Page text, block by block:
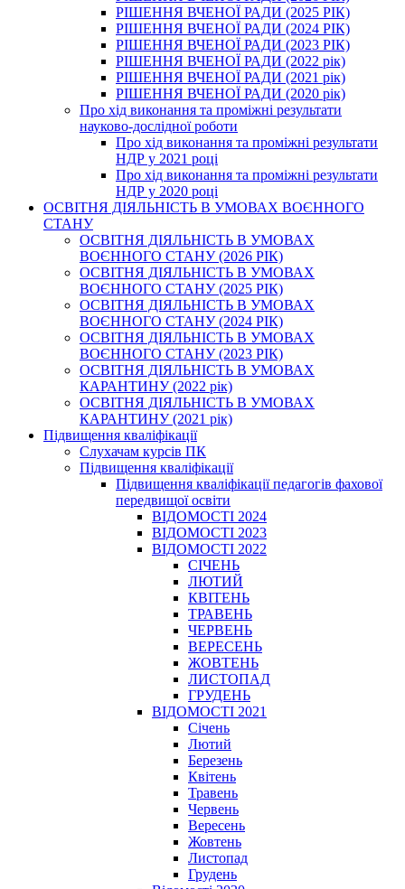
РІШЕННЯ ВЧЕНОЇ РАДИ (2025 РІК)
РІШЕННЯ ВЧЕНОЇ РАДИ (2024 РІК)
РІШЕННЯ ВЧЕНОЇ РАДИ (2023 РІК)
РІШЕННЯ ВЧЕНОЇ РАДИ (2022 рік)
РІШЕННЯ ВЧЕНОЇ РАДИ (2021 рік)
РІШЕННЯ ВЧЕНОЇ РАДИ (2020 рік)
Про хід виконання та проміжні результати
науково-дослідної роботи
Про хід виконання та проміжні результати
НДР у 2021 році
Про хід виконання та проміжні результати
НДР у 2020 році
ОСВІТНЯ ДІЯЛЬНІСТЬ В УМОВАХ ВОЄННОГО
СТАНУ
ОСВІТНЯ ДІЯЛЬНІСТЬ В УМОВАХ
ВОЄННОГО СТАНУ (2026 РІК)
ОСВІТНЯ ДІЯЛЬНІСТЬ В УМОВАХ
ВОЄННОГО СТАНУ (2025 РІК)
ОСВІТНЯ ДІЯЛЬНІСТЬ В УМОВАХ
ВОЄННОГО СТАНУ (2024 РІК)
ОСВІТНЯ ДІЯЛЬНІСТЬ В УМОВАХ
ВОЄННОГО СТАНУ (2023 РІК)
ОСВІТНЯ ДІЯЛЬНІСТЬ В УМОВАХ
КАРАНТИНУ (2022 рік)
ОСВІТНЯ ДІЯЛЬНІСТЬ В УМОВАХ
КАРАНТИНУ (2021 рік)
Підвищення кваліфікації
Слухачам курсів ПК
Підвищення кваліфікації
Підвищення кваліфікації педагогів фахової
передвищої освіти
ВІДОМОСТІ 2024
ВІДОМОСТІ 2023
ВІДОМОСТІ 2022
СІЧЕНЬ
ЛЮТИЙ
КВІТЕНЬ
ТРАВЕНЬ
ЧЕРВЕНЬ
ВЕРЕСЕНЬ
ЖОВТЕНЬ
ЛИСТОПАД
ГРУДЕНЬ
ВІДОМОСТІ 2021
Січень
Лютий
Березень
Квітень
Травень
Червень
Вересень
Жовтень
Листопад
Грудень